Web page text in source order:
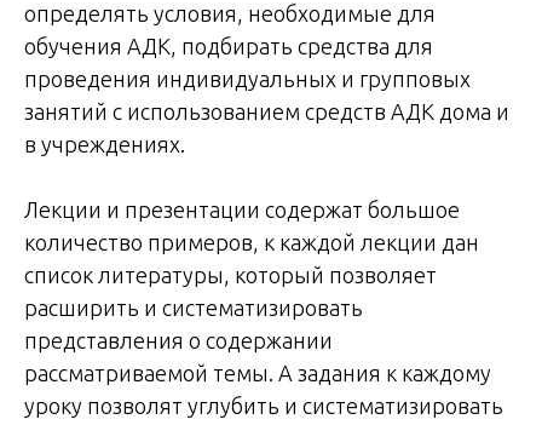
определять условия, необходимые для
обучения АДК, подбирать средства для
проведения индивидуальных и групповых
занятий с использованием средств АДК дома и
в учреждениях.
Лекции и презентации содержат большое
количество примеров, к каждой лекции дан
список литературы, который позволяет
расширить и систематизировать
представления о содержании
рассматриваемой темы. А задания к каждому
уроку позволят углубить и систематизировать